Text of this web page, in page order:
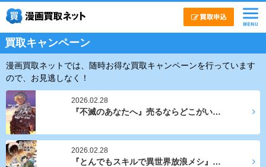
買取キャンペーン
漫画買取ネットでは、随時お得な買取キャンペーンを行っています
ので、お見逃しなく！
2026.02.28
『不滅のあなたへ』売るならどこがい…
2026.02.28
『とんでもスキルで異世界放浪メシ』…